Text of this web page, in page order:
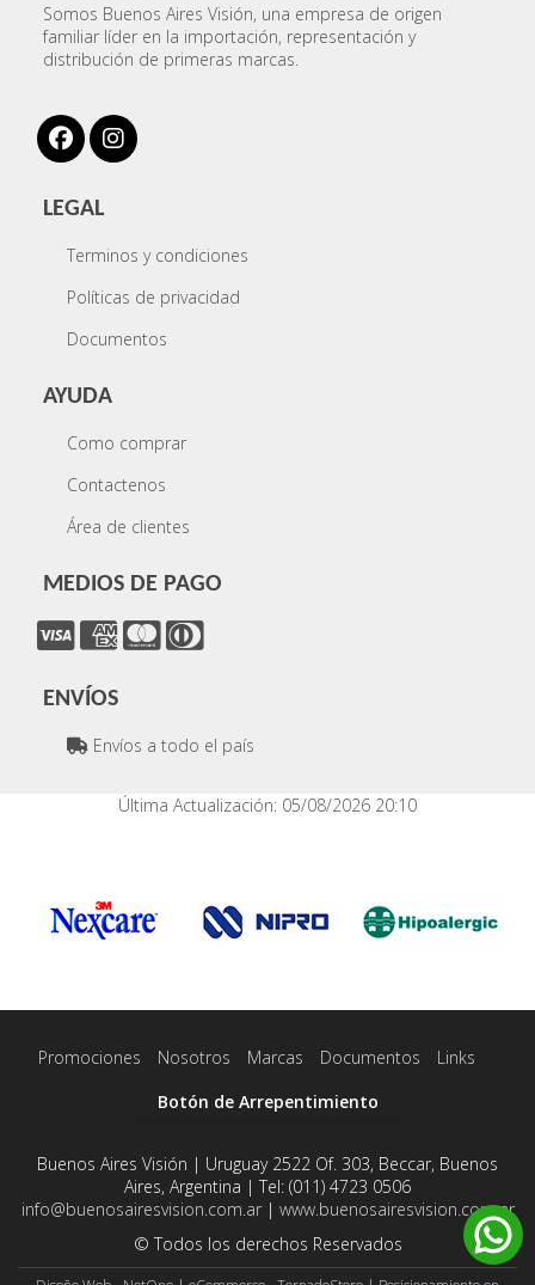
Somos Buenos Aires Visión, una empresa de origen
familiar líder en la importación, representación y
distribución de primeras marcas.
LEGAL
Terminos y condiciones
Políticas de privacidad
Documentos
AYUDA
Como comprar
Contactenos
Área de clientes
MEDIOS DE PAGO
ENVÍOS
Envíos a todo el país
Última Actualización: 05/08/2026 20:10
Promociones Nosotros Marcas Documentos
Links
Botón de Arrepentimiento
Buenos Aires Visión | Uruguay 2522 Of. 303, Beccar, Buenos
Aires, Argentina | Tel: (011) 4723 0506
info@buenosairesvision.com.ar| www.buenosairesvision.com.ar
© Todos los derechos Reservados